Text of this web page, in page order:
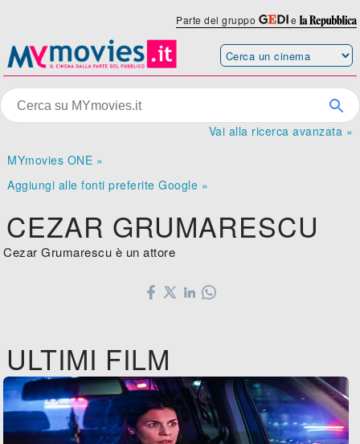
Parte del gruppo e
Vai alla ricerca avanzata »
MYmovies ONE »
Aggiungi alle fonti preferite Google »
CEZAR GRUMARESCU
Cezar Grumarescu è un attore
ULTIMI FILM